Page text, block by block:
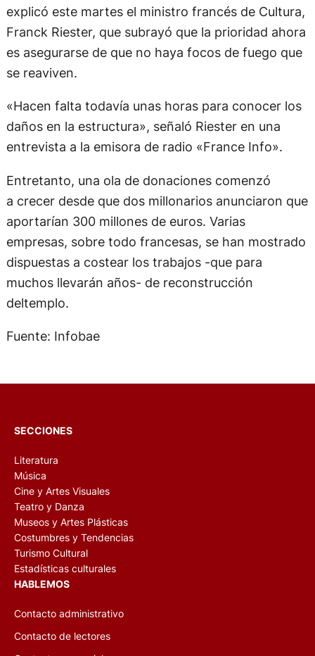
explicó este martes el ministro francés de Cultura,
Franck Riester, que subrayó que la prioridad ahora
es asegurarse de que no haya focos de fuego que
se reaviven.
«Hacen falta todavía unas horas para conocer los
daños en la estructura», señaló Riester en una
entrevista a la emisora de radio «France Info».
Entretanto, una ola de donaciones comenzó
a crecer desde que dos millonarios anunciaron que
aportarían 300 millones de euros. Varias
empresas, sobre todo francesas, se han mostrado
dispuestas a costear los trabajos -que para
muchos llevarán años- de reconstrucción
deltemplo.
Fuente: Infobae
SECCIONES
Literatura
Música
Cine y Artes Visuales
Teatro y Danza
Museos y Artes Plásticas
Costumbres y Tendencias
Turismo Cultural
Estadísticas culturales
HABLEMOS
Contacto administrativo
Contacto de lectores